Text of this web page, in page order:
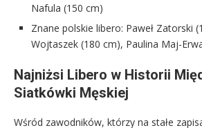
Nafula (150 cm)
Znane polskie libero: Paweł Zatorski
Wojtaszek (180 cm), Paulina Maj-
Najniżsi Libero w Historii
Siatkówki Męskiej
Wśród zawodników, którzy na stałe